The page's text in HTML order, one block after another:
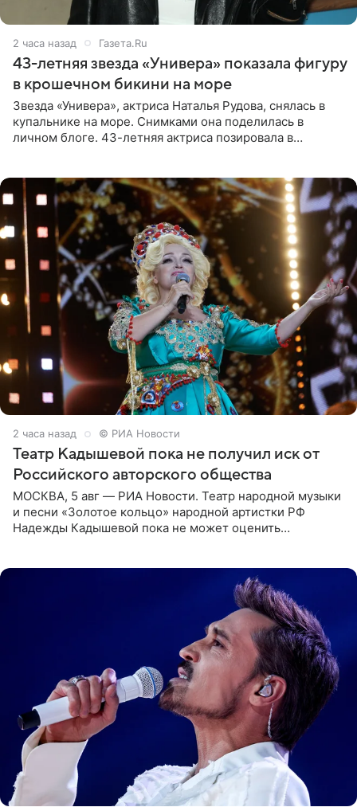
2 часа назад Газета.Ru
43-летняя звезда «Универа» показала фигуру
в крошечном бикини на море
Звезда «Универа», актриса Наталья Рудова, снялась в
купальнике на море. Снимками она поделилась в
личном блоге. 43-летняя актриса позировала в
2 часа назад © РИА Новости
Театр Кадышевой пока не получил иск от
Российского авторского общества
МОСКВА, 5 авг — РИА Новости. Театр народной музыки
и песни «Золотое кольцо» народной артистки РФ
Надежды Кадышевой пока не может оценить